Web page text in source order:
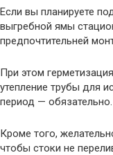
Если вы планируете
выгребной ямы
предпочтительней
При этом
утепление трубы для
период — обязательно.
Кроме того,
чтобы стоки не